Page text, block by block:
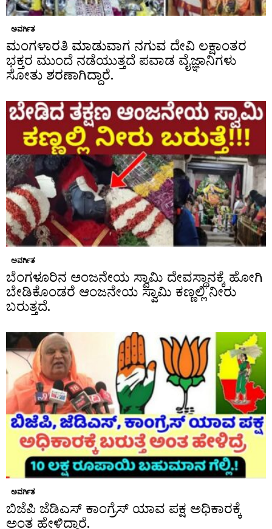
ಅವರ್ಗಿತ
ಮಂಗಳಾರತಿ ಮಾಡುವಾಗ ನಗುವ ದೇವಿ ಲಕ್ಷಾಂತರ
ಭಕ್ತರ ಮುಂದೆ ನಡೆಯುತ್ತದೆ ಪವಾಡ ವೈಜ್ಞಾನಿಗಳು
ಸೋತು ಶರಣಾಗಿದ್ದಾರೆ.
ಅವರ್ಗಿತ
ಬೆಂಗಳೂರಿನ ಆಂಜನೇಯ ಸ್ವಾಮಿ ದೇವಸ್ಥಾನಕ್ಕೆ ಹೋಗಿ
ಬೇಡಿಕೊಂಡರೆ ಆಂಜನೇಯ ಸ್ವಾಮಿ ಕಣ್ಣಲ್ಲಿ ನೀರು
ಬರುತ್ತದೆ.
ಅವರ್ಗಿತ
ಬಿಜೆಪಿ ಜೆಡಿಎಸ್ ಕಾಂಗ್ರೆಸ್ ಯಾವ ಪಕ್ಷ ಅಧಿಕಾರಕ್ಕೆ
ಅಂತ ಹೇಳಿದ್ದಾರೆ.